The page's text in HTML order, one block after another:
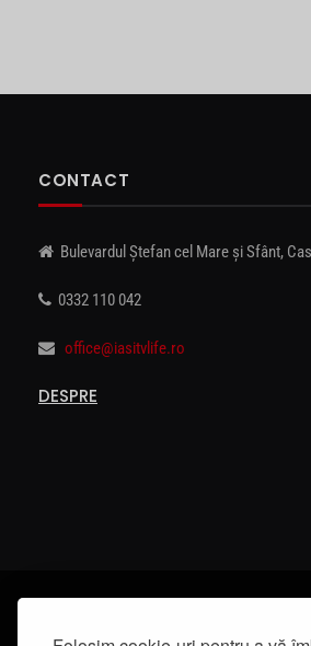
CONTACT
Bulevardul Ștefan cel Mare și Sfânt,
0332 110 042
office@iasitvlife.ro
DESPRE